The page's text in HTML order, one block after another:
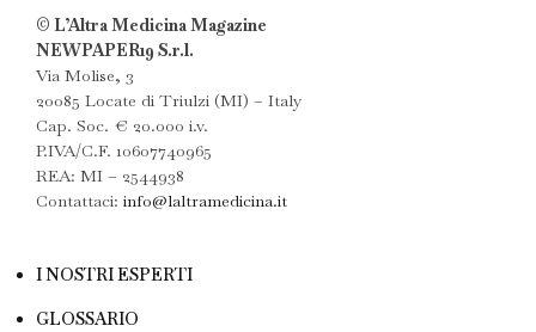
© L’Altra Medicina Magazine
NEWPAPER19 S.r.l.
Via Molise, 3
20085 Locate di Triulzi (MI) – Italy
Cap. Soc. € 20.000 i.v.
P.IVA/C.F. 10607740965
REA: MI – 2544938
Contattaci: info@laltramedicina.it
I NOSTRI ESPERTI
GLOSSARIO